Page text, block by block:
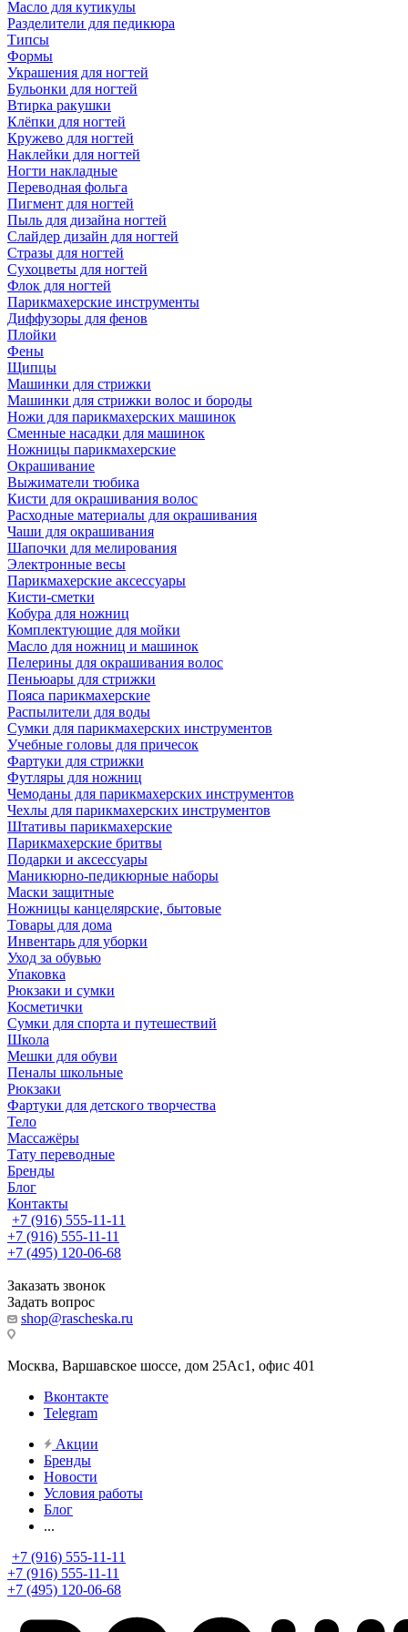
Масло для кутикулы
Разделители для педикюра
Типсы
Формы
Украшения для ногтей
Бульонки для ногтей
Втирка ракушки
Клёпки для ногтей
Кружево для ногтей
Наклейки для ногтей
Ногти накладные
Переводная фольга
Пигмент для ногтей
Пыль для дизайна ногтей
Слайдер дизайн для ногтей
Стразы для ногтей
Сухоцветы для ногтей
Флок для ногтей
Парикмахерские инструменты
Диффузоры для фенов
Плойки
Фены
Щипцы
Машинки для стрижки
Машинки для стрижки волос и бороды
Ножи для парикмахерских машинок
Сменные насадки для машинок
Ножницы парикмахерские
Окрашивание
Выжиматели тюбика
Кисти для окрашивания волос
Расходные материалы для окрашивания
Чаши для окрашивания
Шапочки для мелирования
Электронные весы
Парикмахерские аксессуары
Кисти-сметки
Кобура для ножниц
Комплектующие для мойки
Масло для ножниц и машинок
Пелерины для окрашивания волос
Пеньюары для стрижки
Пояса парикмахерские
Распылители для воды
Сумки для парикмахерских инструментов
Учебные головы для причесок
Фартуки для стрижки
Футляры для ножниц
Чемоданы для парикмахерских инструментов
Чехлы для парикмахерских инструментов
Штативы парикмахерские
Парикмахерские бритвы
Подарки и аксессуары
Маникюрно-педикюрные наборы
Маски защитные
Ножницы канцелярские, бытовые
Товары для дома
Инвентарь для уборки
Уход за обувью
Упаковка
Рюкзаки и сумки
Косметички
Сумки для спорта и путешествий
Школа
Мешки для обуви
Пеналы школьные
Рюкзаки
Фартуки для детского творчества
Тело
Массажёры
Тату переводные
Бренды
Блог
Контакты
+7 (916) 555-11-11
+7 (916) 555-11-11
+7 (495) 120-06-68
Заказать звонок
Задать вопрос
shop@rascheska.ru
Москва, Варшавское шоссе, дом 25Аc1, офис 401
Вконтакте
Telegram
Акции
Бренды
Новости
Условия работы
Блог
...
+7 (916) 555-11-11
+7 (916) 555-11-11
+7 (495) 120-06-68